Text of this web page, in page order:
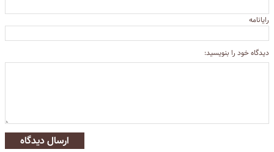
رایانامه
دیدگاه خود را بنویسید:
ارسال دیدگاه